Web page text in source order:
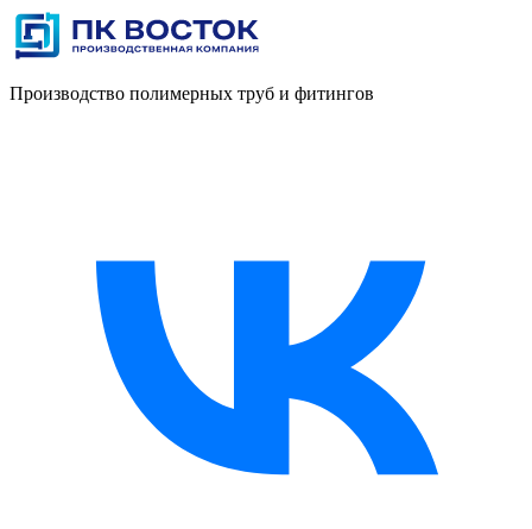
Производство полимерных труб и фитингов